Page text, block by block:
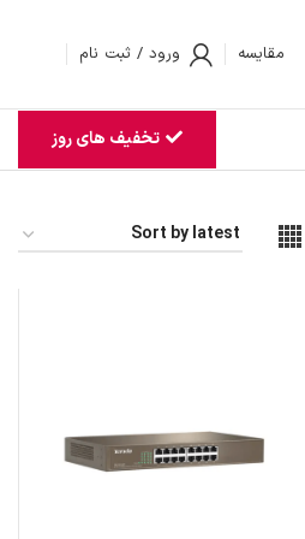
مقایسه ورود / ثبت نام
تخفیف های روز